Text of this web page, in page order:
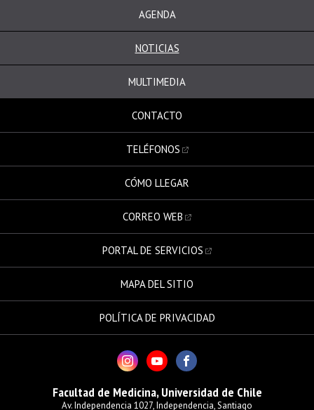
AGENDA
NOTICIAS
MULTIMEDIA
CONTACTO
TELÉFONOS
CÓMO LLEGAR
CORREO WEB
PORTAL DE SERVICIOS
MAPA DEL SITIO
POLÍTICA DE PRIVACIDAD
Facultad de Medicina, Universidad de Chile
Av. Independencia 1027, Independencia, Santiago